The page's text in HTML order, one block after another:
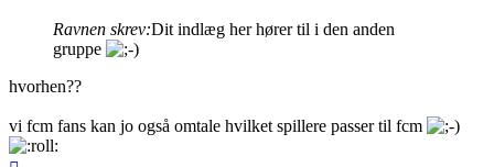
Ravnen skrev:Dit indlæg her hører til i den anden
gruppe
hvorhen??
vi fcm fans kan jo også omtale hvilket spillere passer til fcm